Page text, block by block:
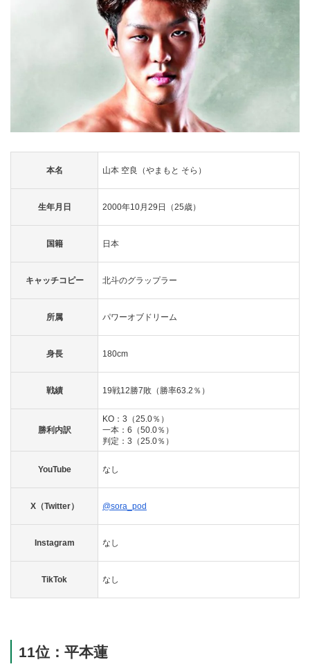
本名 山本 空良（やまもと そら）
生年月日 2000年10月29日（25歳）
国籍 日本
キャッチコピー 北斗のグラップラー
所属 パワーオブドリーム
身長 180cm
戦績 19戦12勝7敗（勝率63.2％）
勝利内訳
KO：3（25.0％）
一本：6（50.0％）
判定：3（25.0％）
YouTube なし
X（Twitter） @sora_pod
Instagram なし
TikTok なし
11位：平本蓮